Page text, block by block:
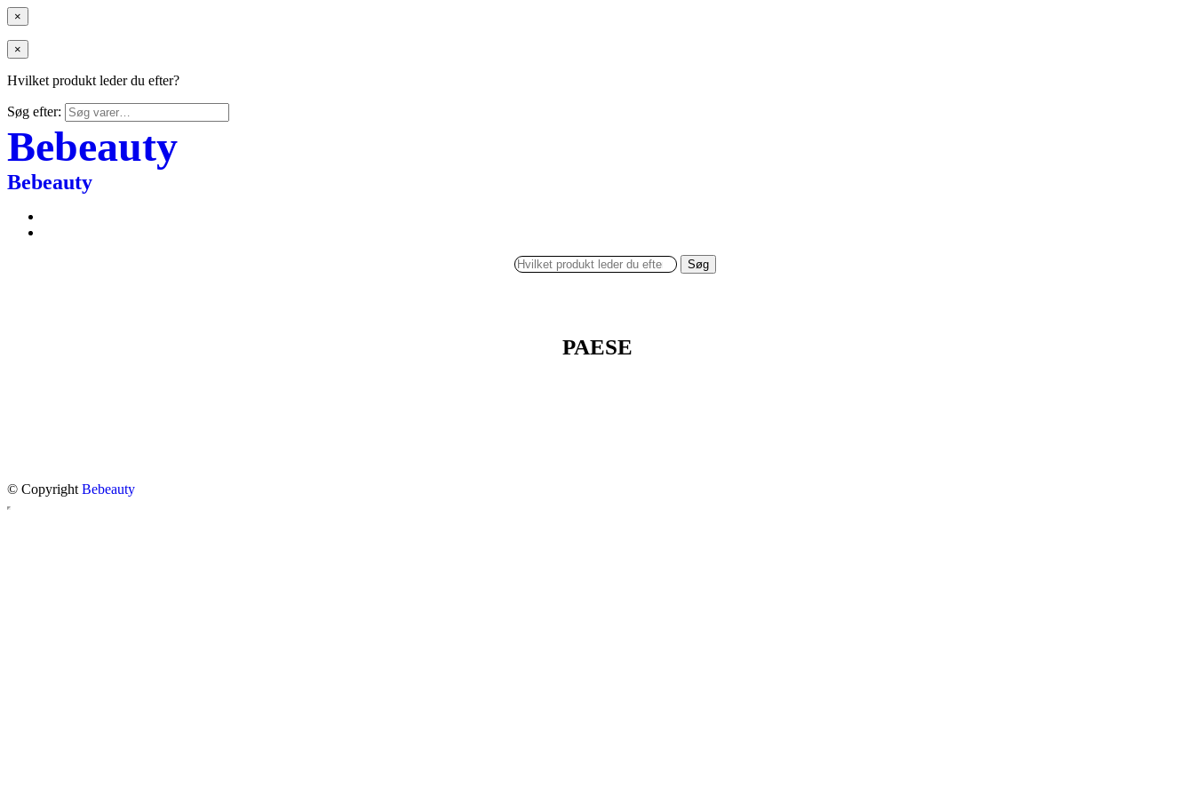
×
×
Hvilket produkt leder du efter?
Søg efter:
Bebeauty
Bebeauty
Søg
PAESE
© Copyright Bebeauty